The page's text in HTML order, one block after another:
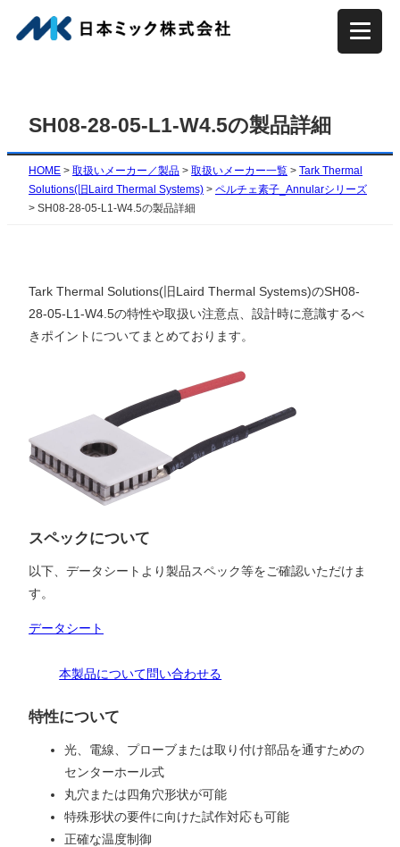
容
プ
SH08-28-05-L1-W4.5の製品詳細
HOME > 取扱いメーカー／製品 > 取扱いメーカー一覧 > Tark Thermal
Solutions(旧Laird Thermal Systems) > ペルチェ素子_Annularシリーズ
> SH08-28-05-L1-W4.5の製品詳細
Tark Thermal Solutions(旧Laird Thermal Systems)のSH08-
28-05-L1-W4.5の特性や取扱い注意点、設計時に意識するべ
きポイントについてまとめております。
スペックについて
以下、データシートより製品スペック等をご確認いただけま
す。
データシート
本製品について問い合わせる
特性について
光、電線、プローブまたは取り付け部品を通すための
センターホール式
丸穴または四角穴形状が可能
特殊形状の要件に向けた試作対応も可能
正確な温度制御